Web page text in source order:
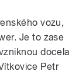
vozu,
Je to zase
docela
Petr